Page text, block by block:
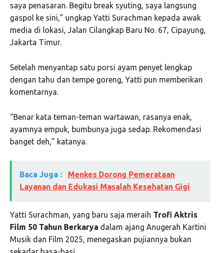
saya penasaran. Begitu break syuting, saya langsung
gaspol ke sini,” ungkap Yatti Surachman kepada awak
media di lokasi, Jalan Cilangkap Baru No. 67, Cipayung,
Jakarta Timur.
Setelah menyantap satu porsi ayam penyet lengkap
dengan tahu dan tempe goreng, Yatti pun memberikan
komentarnya.
“Benar kata teman-teman wartawan, rasanya enak,
ayamnya empuk, bumbunya juga sedap. Rekomendasi
banget deh,” katanya.
Baca Juga :
Menkes Dorong Pemerataan
Layanan dan Edukasi Masalah Kesehatan Gigi
Yatti Surachman, yang baru saja meraih Trofi Aktris
Film 50 Tahun Berkarya dalam ajang Anugerah Kartini
Musik dan Film 2025, menegaskan pujiannya bukan